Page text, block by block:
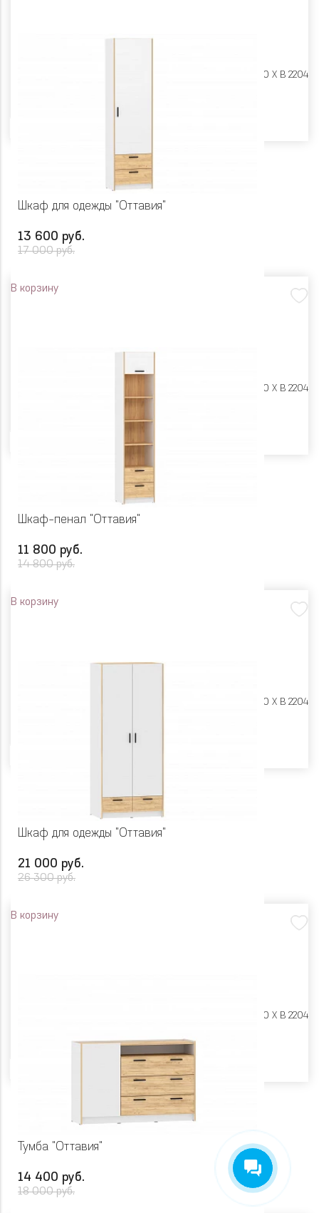
Ш 1768 X Г 400 X В 2204
Шкаф для одежды "Оттавия"
13 600 руб.
17 000 руб.
В корзину
Ш 600 X Г 400 X В 2204
Шкаф-пенал "Оттавия"
11 800 руб.
14 800 руб.
В корзину
Ш 482 X Г 400 X В 2204
Шкаф для одежды "Оттавия"
21 000 руб.
26 300 руб.
В корзину
Ш 932 X Г 590 X В 2204
Тумба "Оттавия"
14 400 руб.
18 000 руб.